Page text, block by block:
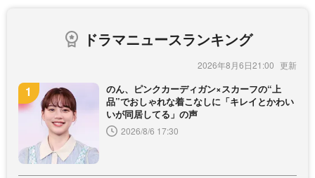
ドラマニュースランキング
2026年8月6日21:00
のん、ピンクカーディガン×スカーフの“上
品”でおしゃれな着こなしに「キレイとかわい
いが同居してる」の声
2026/8/6 17:30